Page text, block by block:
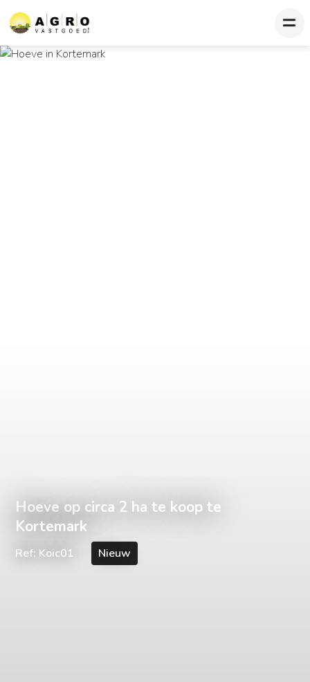
Hoeve op circa 2 ha te koop te
Kortemark
Ref: Koic01 Nieuw